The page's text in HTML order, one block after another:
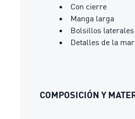
Con cierre
Manga larga
Bolsillos laterales
Detalles de la
COMPOSICIÓN Y